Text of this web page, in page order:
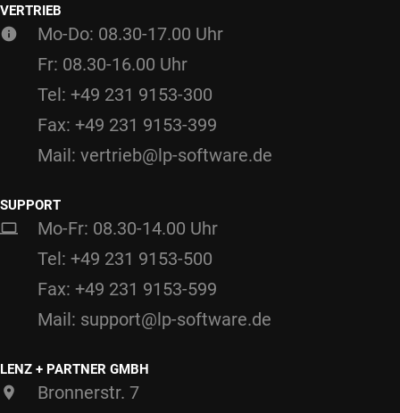
VERTRIEB
Mo-Do: 08.30-17.00 Uhr
Fr: 08.30-16.00 Uhr
Tel: +49 231 9153-300
Fax: +49 231 9153-399
Mail: vertrieb@lp-software.de
SUPPORT
Mo-Fr: 08.30-14.00 Uhr
Tel: +49 231 9153-500
Fax: +49 231 9153-599
Mail: support@lp-software.de
LENZ + PARTNER GMBH
Bronnerstr. 7